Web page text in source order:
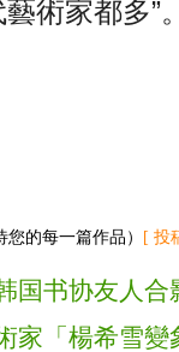
術家都多”
您的每一篇作品） [ 投
国书协友人合
家「楊希雪